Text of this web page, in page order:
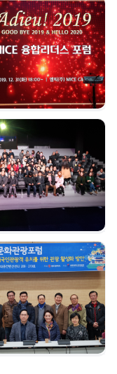
| 2019. 12. 31
마이스육성포럼 |
2019. 12. 05
|
2019. 11. 18